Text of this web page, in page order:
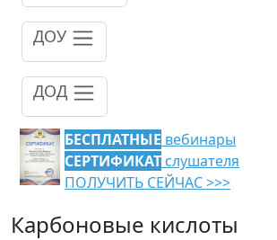
ДОУ
ДОД
БЕСПЛАТНЫЕ вебинары
СЕРТИФИКАТ слушателя
ПОЛУЧИТЬ СЕЙЧАС >>>
Карбоновые кислоты